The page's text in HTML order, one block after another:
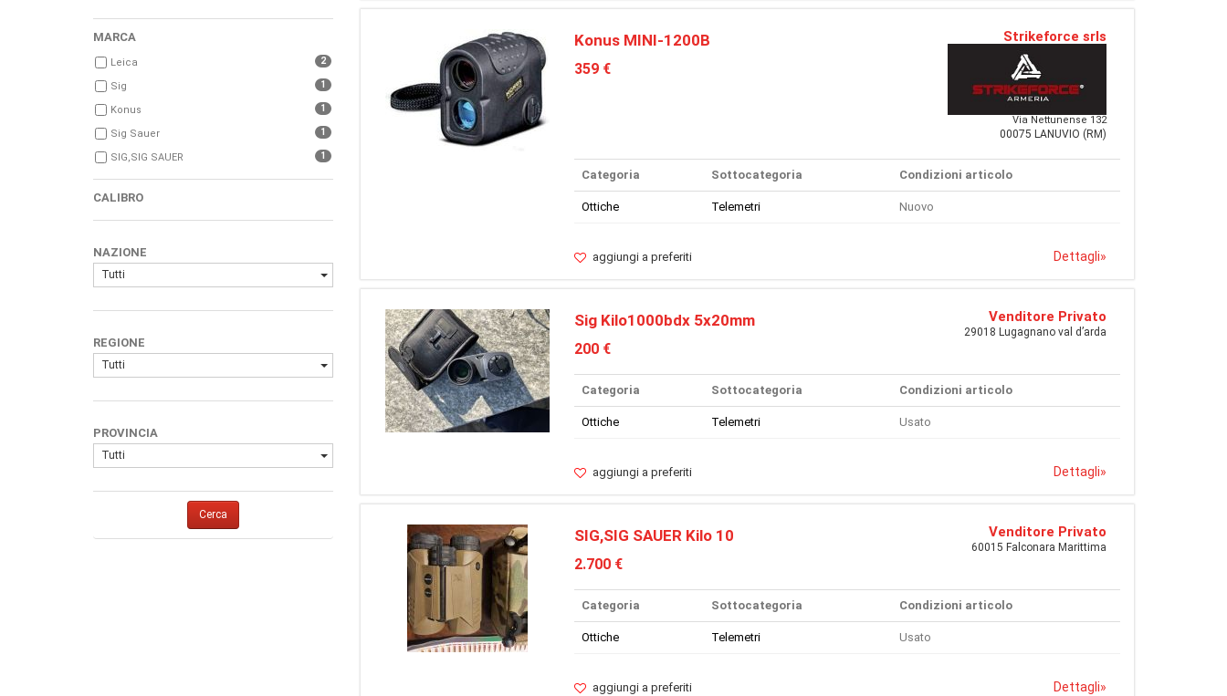
MARCA
Leica 2
Sig 1
Konus 1
Sig Sauer 1
SIG,SIG SAUER 1
CALIBRO
NAZIONE
Tutti
REGIONE
Tutti
PROVINCIA
Tutti
Cerca
Konus MINI-1200B
359 €
Strikeforce srls
Via Nettunense 132
00075 LANUVIO (RM)
Categoria Sottocategoria Condizioni articolo
Ottiche Telemetri Nuovo
aggiungi a preferiti Dettagli»
Sig Kilo1000bdx 5x20mm
200 €
Venditore Privato
29018 Lugagnano val d’arda
Categoria Sottocategoria Condizioni articolo
Ottiche Telemetri Usato
aggiungi a preferiti Dettagli»
SIG,SIG SAUER Kilo 10
2.700 €
Venditore Privato
60015 Falconara Marittima
Categoria Sottocategoria Condizioni articolo
Ottiche Telemetri Usato
aggiungi a preferiti Dettagli»